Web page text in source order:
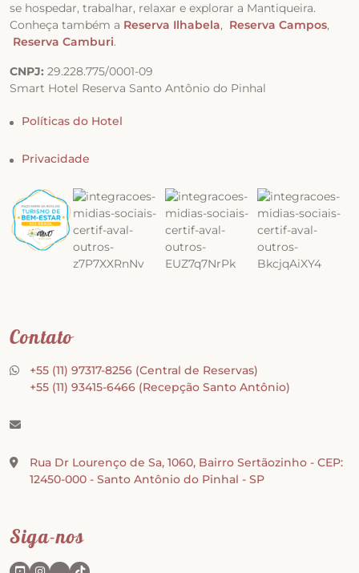
se hospedar, trabalhar, relaxar e explorar a Mantiqueira.
Conheça também a Reserva Ilhabela, Reserva Campos,
Reserva Camburi.
CNPJ: 29.228.775/0001-09
Smart Hotel Reserva Santo Antônio do Pinhal
Políticas do Hotel
Privacidade
Contato
+55 (11) 97317-8256 (Central de Reservas)
+55 (11) 93415-6466 (Recepção Santo Antônio)
Rua Dr Lourenço de Sa, 1060, Bairro Sertãozinho - CEP:
12450-000 - Santo Antônio do Pinhal - SP
Siga-nos